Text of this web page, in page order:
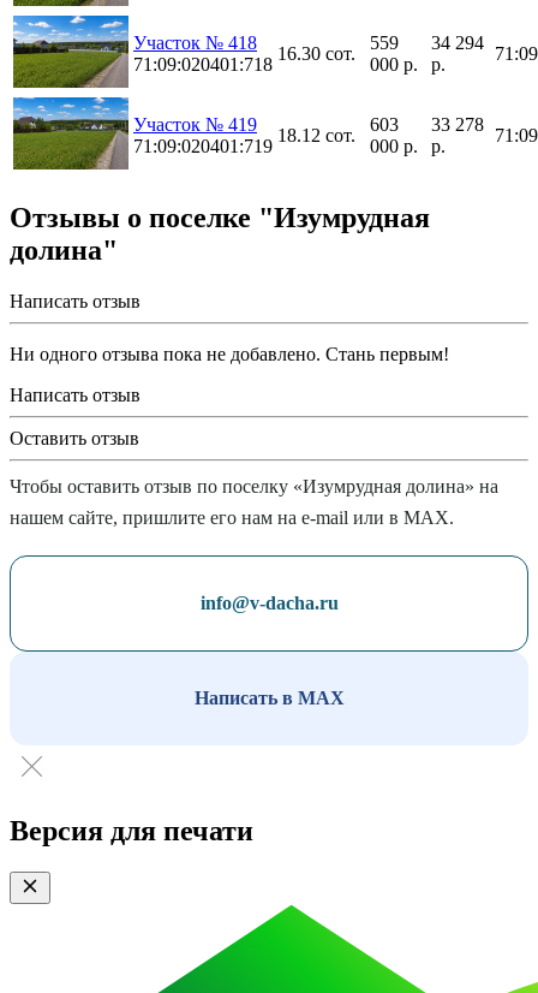
Участок № 418
71:09:020401:718
16.30 сот.
559
000 р.
34 294
р.
Участок № 419
71:09:020401:719
18.12 сот.
603
000 р.
33 278
р.
Отзывы о поселке "Изумрудная
долина"
Написать отзыв
Ни одного отзыва пока не добавлено. Стань первым!
Написать отзыв
Оставить отзыв
Чтобы оставить отзыв по поселку «Изумрудная долина» на
нашем сайте, пришлите его нам на e-mail или в MAX.
info@v-dacha.ru
Написать в MAX
Версия для печати